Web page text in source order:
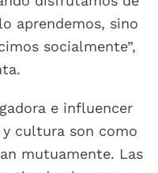
aprendemos, sino
socialmente”,
e influencer
cultura son como
mutuamente. Las